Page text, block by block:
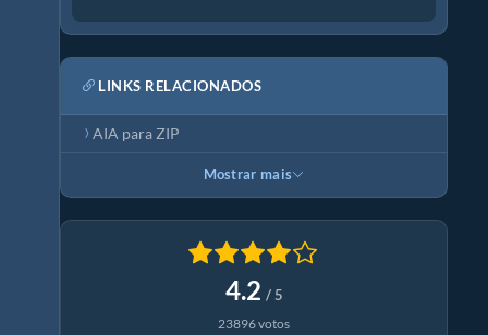
LINKS RELACIONADOS
AIA para ZIP
Mostrar mais
4.2 / 5
23896 votos